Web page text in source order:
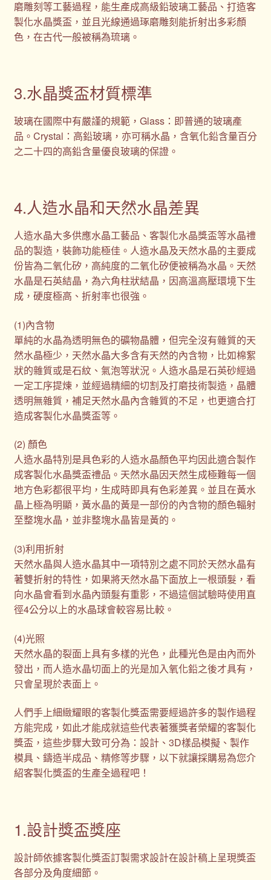
磨雕刻等工藝過程，能生產成高級鉛玻璃工藝品、打造客
製化水晶獎盃，並且光線通過琢磨雕刻能折射出多彩顏
色，在古代一般被稱為琉璃。
3.水晶獎盃材質標準
玻璃在國際中有嚴謹的規範，Glass：即普通的玻璃產
品。Crystal：高鉛玻璃，亦可稱水晶，含氧化鉛含量百分
之二十四的高鉛含量優良玻璃的保證。
4.人造水晶和天然水晶差異
人造水晶大多供應水晶工藝品、客製化水晶獎盃等水晶禮
品的製造，裝飾功能極佳。人造水晶及天然水晶的主要成
份皆為二氧化矽，高純度的二氧化矽便被稱為水晶。天然
水晶是石英結晶，為六角柱狀結晶，因高溫高壓環境下生
成，硬度極高、折射率也很強。
(1)內含物
單純的水晶為透明無色的礦物晶體，但完全沒有雜質的天
然水晶極少，天然水晶大多含有天然的內含物，比如棉絮
狀的雜質或是石紋、氣泡等狀況。人造水晶是石英砂經過
一定工序提煉，並經過精細的切割及打磨技術製造，晶體
透明無雜質，補足天然水晶內含雜質的不足，也更適合打
造成客製化水晶獎盃等。
(2) 顏色
人造水晶特別是具色彩的人造水晶顏色平均因此適合製作
成客製化水晶獎盃禮品。天然水晶因天然生成極難每一個
地方色彩都很平均，生成時即具有色彩差異。並且在黃水
晶上極為明顯，黃水晶的黃是一部份的內含物的顏色輻射
至整塊水晶，並非整塊水晶皆是黃的。
(3)利用折射
天然水晶與人造水晶其中一項特別之處不同於天然水晶有
著雙折射的特性，如果將天然水晶下面放上一根頭髮，看
向水晶會看到水晶內頭髮有重影，不過這個試驗時使用直
徑4公分以上的水晶球會較容易比較。
(4)光照
天然水晶的裂面上具有多樣的光色，此種光色是由內而外
發出，而人造水晶切面上的光是加入氧化鉛之後才具有，
只會呈現於表面上。
人們手上細緻耀眼的客製化獎盃需要經過許多的製作過程
方能完成，如此才能成就這些代表著獲獎者榮耀的客製化
獎盃，這些步驟大致可分為：設計、3D樣品模擬、製作
模具、鑄造半成品、精修等步驟，以下就讓採購易為您介
紹客製化獎盃的生產全過程吧！
1.設計獎盃獎座
設計師依據客製化獎盃訂製需求設計在設計稿上呈現獎盃
各部分及角度細節。